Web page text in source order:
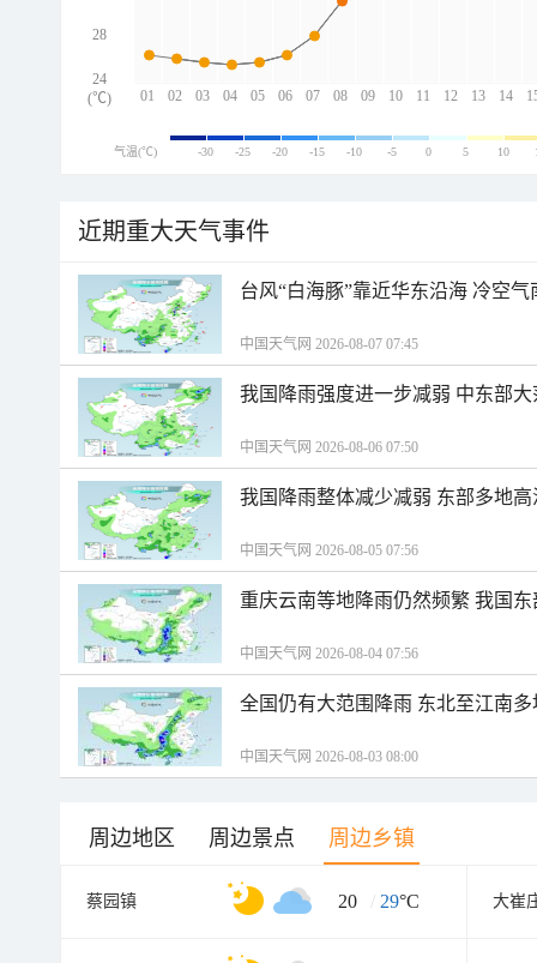
01 02 03 04 05 06 07 08 09 10 11 12 13 14
28
24
(℃)
气温(℃) -30 -25 -20 -15 -10 -5 0 5 10
近期重大天气事件
台风“白海豚”靠近华东沿海 冷空
中国天气网 2026-08-07 07:45
我国降雨强度进一步减弱 中东部
中国天气网 2026-08-06 07:50
我国降雨整体减少减弱 东部多地
中国天气网 2026-08-05 07:56
重庆云南等地降雨仍然频繁 我国
中国天气网 2026-08-04 07:56
全国仍有大范围降雨 东北至江南
中国天气网 2026-08-03 08:00
周边地区 周边景点 周边乡镇
蔡园镇 20 / 29°C 大崔